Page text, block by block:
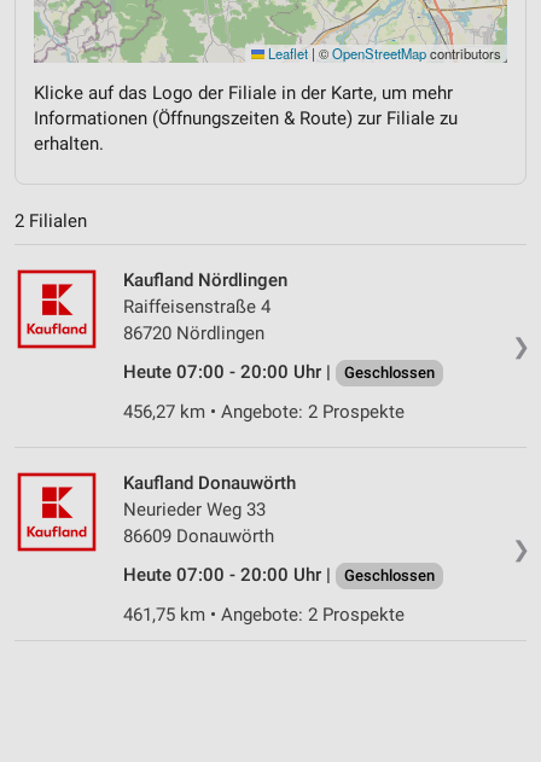
Leaflet | ©OpenStreetMapcontributors
Klicke auf das Logo der Filiale in der Karte, um mehr
Informationen (Öffnungszeiten & Route) zur Filiale zu
erhalten.
2 Filialen
❯
Kaufland Nördlingen
Raiffeisenstraße 4
86720 Nördlingen
Heute 07:00 - 20:00 Uhr |
Geschlossen
456,27 km • Angebote: 2 Prospekte
❯
Kaufland Donauwörth
Neurieder Weg 33
86609 Donauwörth
Heute 07:00 - 20:00 Uhr |
Geschlossen
461,75 km • Angebote: 2 Prospekte